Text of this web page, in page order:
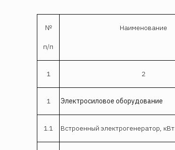
№
п/п
Наименование
1 2
1 Электросиловое оборудование
1.1 Встроенный электрогенератор, кВт